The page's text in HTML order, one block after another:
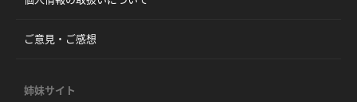
ご意見・ご感想
姉妹サイト